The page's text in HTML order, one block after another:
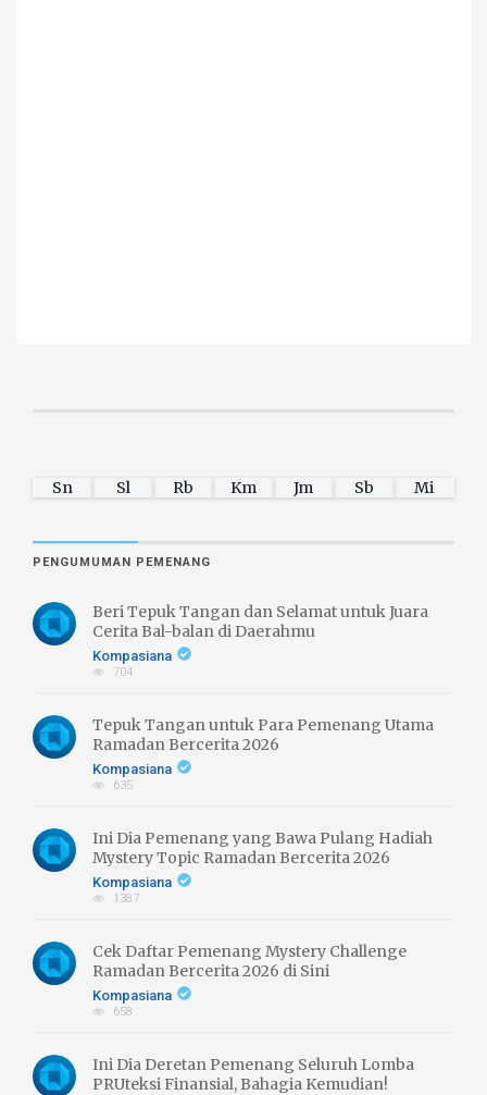
Sn Sl Rb Km Jm Sb Mi
PENGUMUMAN PEMENANG
Beri Tepuk Tangan dan Selamat untuk Juara
Cerita Bal-balan di Daerahmu
Kompasiana
704
Tepuk Tangan untuk Para Pemenang Utama
Ramadan Bercerita 2026
Kompasiana
635
Ini Dia Pemenang yang Bawa Pulang Hadiah
Mystery Topic Ramadan Bercerita 2026
Kompasiana
1387
Cek Daftar Pemenang Mystery Challenge
Ramadan Bercerita 2026 di Sini
Kompasiana
658
Ini Dia Deretan Pemenang Seluruh Lomba
PRUteksi Finansial, Bahagia Kemudian!